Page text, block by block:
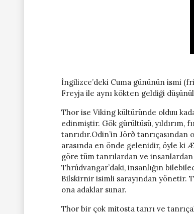
İngilizce’deki Cuma gününün ismi
Freyja ile aynı kökten geldiği
Thor ise Viking kültüründe olduu
edinmiştir. Gök gürültüsü, yıldırım,
tanrıdır.Odin’in Jörð
arasında en önde gelenidir, öyle ki
göre tüm tanrılardan ve insanlardan
Thrúdvangar’daki, insanlığın
Bilskirnir isimli sarayından yönetir.
ona adaklar sunar.
Thor bir çok mitosta tanrı ve